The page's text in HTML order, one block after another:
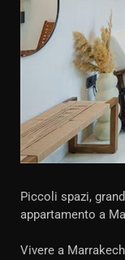
Piccoli spazi,
appartamento a
Vivere a